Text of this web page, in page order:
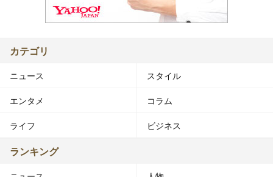
カテゴリ
ニュース スタイル
エンタメ コラム
ライフ ビジネス
ランキング